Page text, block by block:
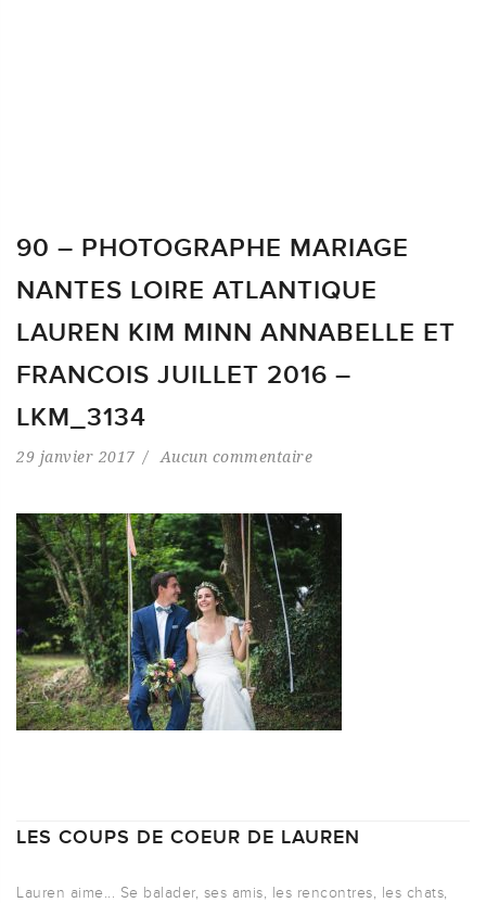
90 – PHOTOGRAPHE MARIAGE
NANTES LOIRE ATLANTIQUE
LAUREN KIM MINN ANNABELLE ET
FRANCOIS JUILLET 2016 –
LKM_3134
29 janvier 2017 Aucun commentaire
LES COUPS DE COEUR DE LAUREN
Lauren aime... Se balader, ses amis, les rencontres, les chats,